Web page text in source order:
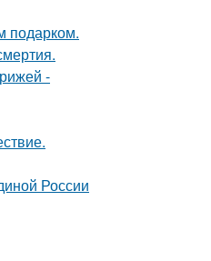
подарком.
-
России